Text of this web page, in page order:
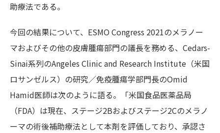
助療法である。
今回の結果について、ESMO Congress 2021のメラノー
マおよびその他の皮膚腫瘍部門の議長を務める、Cedars-
Sinai系列のAngeles Clinic and Research Institute（米国
ロサンゼルス）の研究／免疫腫瘍学部門長のOmid
Hamid医師は次のように語る。「米国食品医薬品局
（FDA）は現在、ステージ2Bおよびステージ2Cのメラノ
ーマの術後補助療法として本剤を評価しており、承認さ